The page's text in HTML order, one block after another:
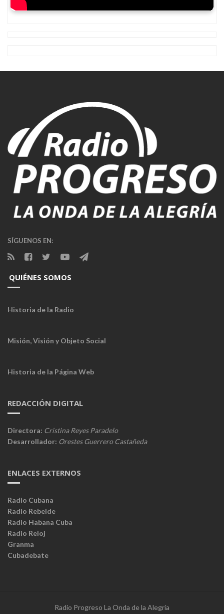
SÍGUENOS EN:
QUIÉNES SOMOS
Historia de la Radio
Misión, Visión y Objeto Social
Historia de la Página Web
REDACCIÓN DIGITAL
Directora: Cristina Reyes Paradelo
Desarrollador: Orestes Guerrero Castañeda
ENLACES EXTERNOS
Radio Cubana
Radio Rebelde
Radio Habana Cuba
Radio Reloj
Granma
Cubadebate
Radio Progreso La Onda de la Alegría